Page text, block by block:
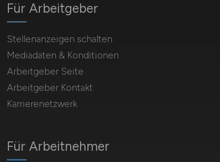
Für Arbeitnehmer
Für Arbeitgeber
Stellenanzeigen schalten
Mediadaten & Konditionen
Arbeitgeber Seite
Arbeitgeber Kontakt
Karrierenetzwerk